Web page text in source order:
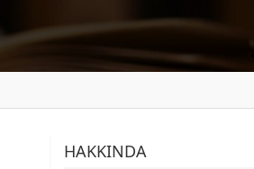
HAKKINDA